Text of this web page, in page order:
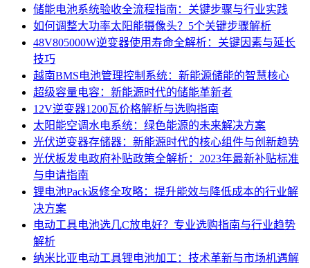
储能电池系统验收全流程指南：关键步骤与行业实践
如何调整大功率太阳能摄像头？5个关键步骤解析
48V805000W逆变器使用寿命全解析：关键因素与延长
技巧
越南BMS电池管理控制系统：新能源储能的智慧核心
超级容量电容：新能源时代的储能革新者
12V逆变器1200瓦价格解析与选购指南
太阳能空调水电系统：绿色能源的未来解决方案
光伏逆变器存储器：新能源时代的核心组件与创新趋势
光伏板发电政府补贴政策全解析：2023年最新补贴标准
与申请指南
锂电池Pack返修全攻略：提升能效与降低成本的行业解
决方案
电动工具电池选几C放电好？专业选购指南与行业趋势
解析
纳米比亚电动工具锂电池加工：技术革新与市场机遇解